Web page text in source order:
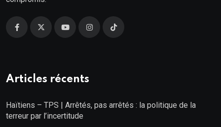
Articles récents
Haïtiens – TPS | Arrêtés, pas arrêtés : la politique de la
terreur par l’incertitude